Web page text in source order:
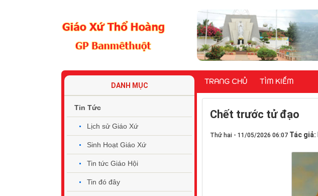
TRANG CHỦ TÌM KIẾM
Chết trước tử đạo
Thứ hai - 11/05/2026 06:07 Tác giả:
DANH MỤC
Tin Tức
Lịch sử Giáo Xứ
Sinh Hoạt Giáo Xứ
Tin tức Giáo Hội
Tin đó đây